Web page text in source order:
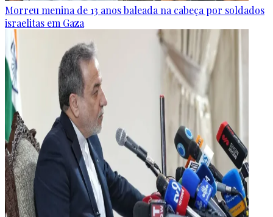
Morreu menina de 13 anos baleada na cabeça por soldados
israelitas em Gaza